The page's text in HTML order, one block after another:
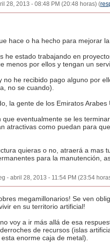
28, 2013 - 08:48 PM (20:48 horas) (
hace o ha hecho para mejorar
he estado trabajando en
menos por ellos y tengan un
no he recibido pago alguno por
no se cuando).
la gente de los Emiratos
que eventualmente se les
atractivas como puedan para
quieras o no, atraerá a mas
para la manutención,
- abril 28, 2013 - 11:54 PM (23:54
megamillonarios! Se ven
en su territorio artificial!
voy a ir más allá de esa
de recursos (islas
enorme caja de metal).